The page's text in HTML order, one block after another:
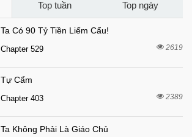
7 tháng trước
Top tuần Top ngày
Ta Có 90 Tỷ Tiền Liếm Cẩu!
Chapter 529 2619
Tự Cẩm
Chapter 403 2389
Ta Không Phải Là Giáo Chủ